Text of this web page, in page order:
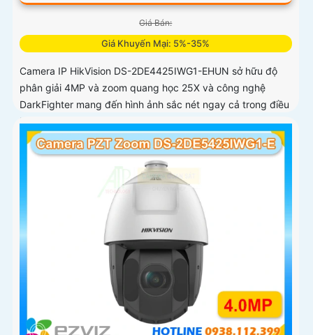
Giá Bán:
Giá Khuyến Mại: 5%-35%
Camera IP HikVision DS-2DE4425IWG1-EHUN sở hữu độ
phân giải 4MP và zoom quang học 25X và công nghệ
DarkFighter mang đến hình ảnh sắc nét ngay cả trong điều
kiện thiếu sáng